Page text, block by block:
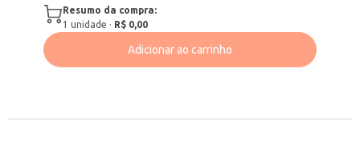
Resumo da compra:
1 unidade · R$ 0,00
Adicionar ao carrinho